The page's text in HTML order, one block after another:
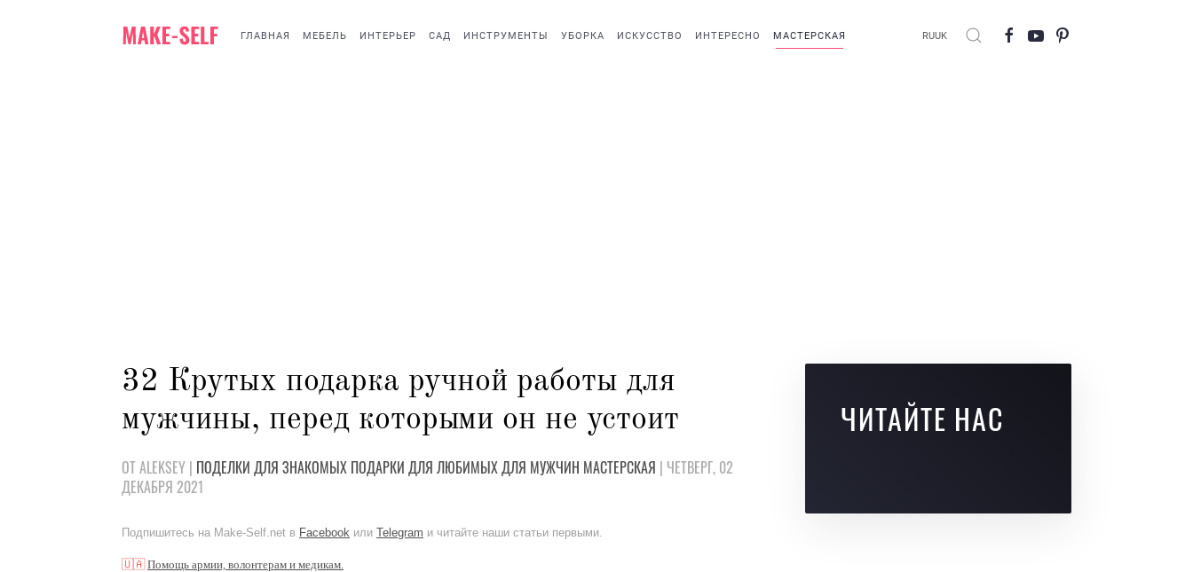
ГЛАВНАЯ МЕБЕЛЬ ИНТЕРЬЕР САД ИНСТРУМЕНТЫ УБОРКА ИСКУССТВО ИНТЕРЕСНО МАСТЕРСКАЯ RUUK
32 Крутых подарка ручной работы для
мужчины, перед которыми он не устоит
ОТ ALEKSEY | ПОДЕЛКИ ДЛЯ ЗНАКОМЫХ ПОДАРКИ ДЛЯ ЛЮБИМЫХДЛЯ МУЖЧИН МАСТЕРСКАЯ | ЧЕТВЕРГ, 02
ДЕКАБРЯ 2021
Подпишитесь на Make-Self.net в Facebook или Telegram и читайте наши статьи первыми.
🇺🇦Помощь армии, волонтерам и медикам.
ЧИТАЙТЕ НАС